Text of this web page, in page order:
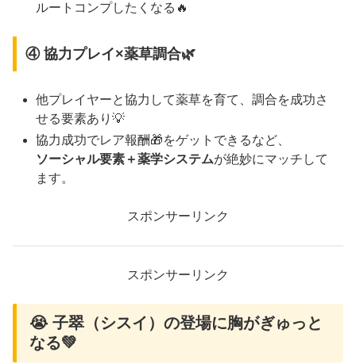
ルートコンプしたくなる🔥
④ 協力プレイ×薬草調合🌿
他プレイヤーと協力して薬草を育て、調合を成功さ
せる要素あり💡
協力成功でレア報酬🎁をゲットできるなど、
ソーシャル要素＋薬学システムが絶妙にマッチして
ます。
スポンサーリンク
スポンサーリンク
😭 子翠（シスイ）の登場に胸がぎゅっと
なる💚